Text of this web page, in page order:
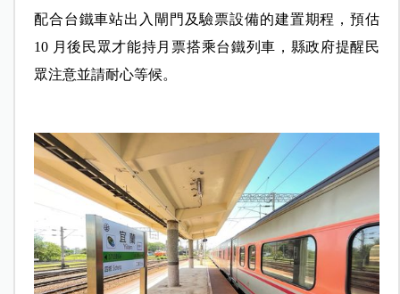
配合台鐵車站出入閘門及驗票設備的建置期程，預估
10 月後民眾才能持月票搭乘台鐵列車，縣政府提醒民
眾注意並請耐心等候。